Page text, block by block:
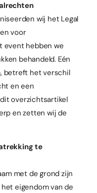
wij het Legal
voor
event hebben we
behandeld. Eén
betreft het verschil
en een
overzichtsartikel
en zetten wij de
te
met de grond zijn
eigendom van de